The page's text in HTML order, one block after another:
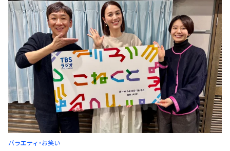
バラエティ・お笑い